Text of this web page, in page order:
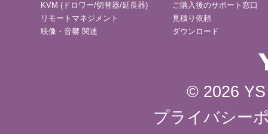
KVM (ドロワー/切替器/延長器)
リモートマネジメント
映像・音響 関連
ご購入後のサポート窓口
見積り依頼
ダウンロード
© 2026
プライバシー